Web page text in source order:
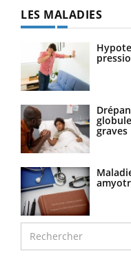
LES MALADIES
graves